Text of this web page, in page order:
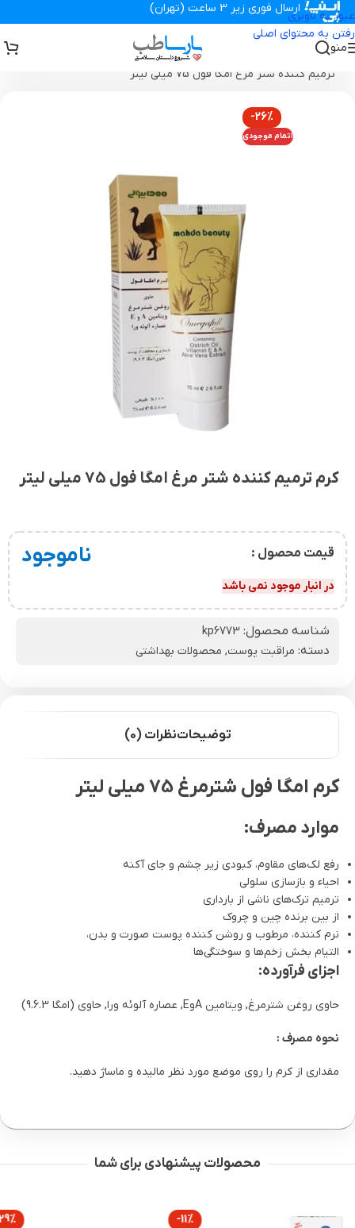
عبور به ناوبری
رفتن به محتوای اصلی
ارسال فوری زیر 3 ساعت (تهران)
منو
تجهیزات پزشکی پارساطب محصولات بهداشتی
کرم
ترمیم کننده شتر مرغ امگا فول 75 میلی لیتر
-26%
اتمام موجودی
کرم ترمیم کننده شتر مرغ امگا فول 75 میلی لیتر
قیمت محصول : ناموجود
در انبار موجود نمی باشد
شناسه محصول: kp6773
دسته: مراقبت پوست, محصولات بهداشتی
توضیحاتنظرات (0)
کرم امگا فول شترمرغ 75 میلی لیتر
موارد مصرف:
رفع لک‌های مقاوم، کبودی زیر چشم و جای آکنه
احیاء و بازسازی سلولی
ترمیم ترک‌های ناشی از بارداری
از بین برنده چین و چروک
نرم کننده، مرطوب و روشن کننده پوست صورت و بدن،
التیام بخش زخم‌ها و سوختگی‌ها
اجزای فرآورده:
حاوی روغن شترمرغ, ویتامین AوE, عصاره آلوئه ورا, حاوی (امگا 9.6.3)
نحوه مصرف :
مقداری از کرم را روی موضع مورد نظر مالیده و ماساژ دهید.
محصولات پیشنهادی برای شما
-11%